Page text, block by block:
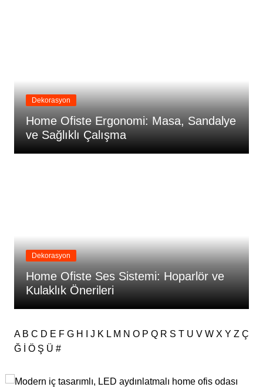
Dekorasyon
Home Ofiste Ergonomi: Masa, Sandalye
ve Sağlıklı Çalışma
Dekorasyon
Home Ofiste Ses Sistemi: Hoparlör ve
Kulaklık Önerileri
A B C D E F G H J K L M N O P Q R S T U V W X Y Z Ç
Ğ
Ö Ş Ü #